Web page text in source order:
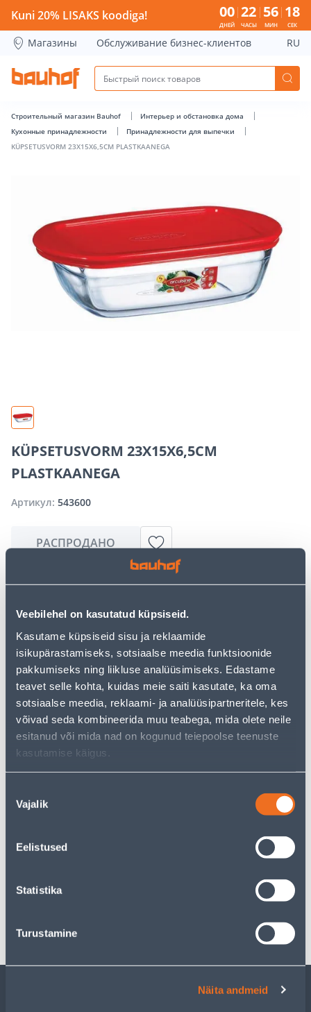
Veebilehel on kasutatud küpsiseid.
Kasutame küpsiseid sisu ja reklaamide
isikupärastamiseks, sotsiaalse meedia funktsioonide
pakkumiseks ning liikluse analüüsimiseks. Edastame
teavet selle kohta, kuidas meie saiti kasutate, ka oma
sotsiaalse meedia, reklaami- ja analüüsipartneritele, kes
võivad seda kombineerida muu teabega, mida olete neile
esitanud või mida nad on kogunud teiepoolse teenuste
kasutamise käigus.
valik
Vajalik
Eelistused
Statistika
Turustamine
Näita andmeid
KÜPSETUSVORM 23X15X6,5CM PLASTKAANEGA - Bauhof
Kuni 20% LISAKS koodiga! 00
ДНЕЙ
22
ЧАСЫ
56
МИН
17
СЕК
Магазины Обслуживание бизнес-клиентов RU
Строительный магазин Bauhof
Интерьер и обстановка дома
Кухонные принадлежности
Принадлежности для выпечки
KÜPSETUSVORM 23X15X6,5CM PLASTKAANEGA
KÜPSETUSVORM 23X15X6,5CM
PLASTKAANEGA
Артикул: 543600
РАСПРОДАНО
настоящее время временно отсутствует из-за
большого спроса. Однако мы предлагаем отличные
альтернативы из той жекатегории товаров
могут вам понравиться!
Но ваш шопинг не должен заканчиваться здесь - вы
можете продолжить свои исследования, вернувшись
главную страницуили используя нашу мощную
функцию поиска, чтобы найти еще более приятные
варианты. Удачных покупок!
Доставка невозможна
Описание